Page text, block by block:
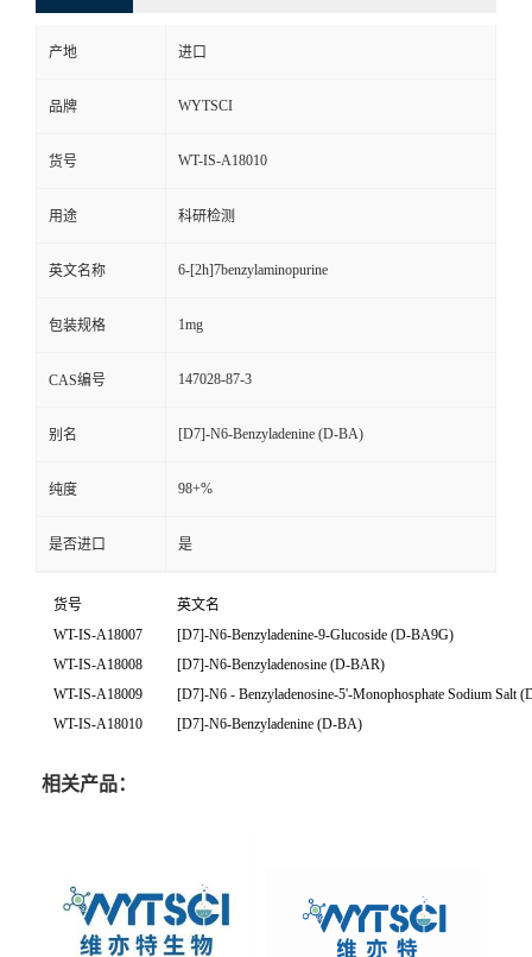
产地 进口
品牌 WYTSCI
货号 WT-IS-A18010
用途 科研检测
英文名称 6-[2h]7benzylaminopurine
包装规格 1mg
CAS编号 147028-87-3
别名 [D7]-N6-Benzyladenine (D-BA)
纯度 98+%
是否进口 是
货号
英文名
WT-IS-A18007
[D7]-N6-Benzyladenine-9-Glucoside (D-BA9G)
WT-IS-A18008
[D7]-N6-Benzyladenosine (D-BAR)
WT-IS-A18009
[D7]-N6 - Benzyladenosine-5'-Monophosphate Sodium Salt
WT-IS-A18010
[D7]-N6-Benzyladenine (D-BA)
相关产品：